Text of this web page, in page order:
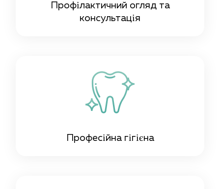
Профілактичний огляд та
консультація
Професійна гігієна